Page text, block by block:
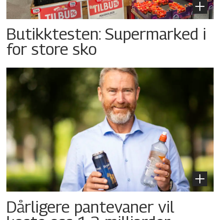
Butikktesten: Supermarked i
for store sko
Dårligere pantevaner vil